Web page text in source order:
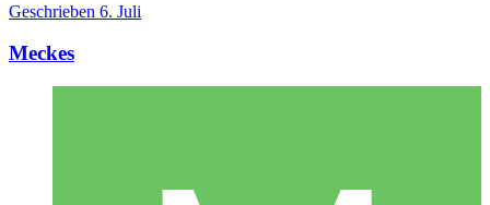
Geschrieben 6. Juli
Meckes